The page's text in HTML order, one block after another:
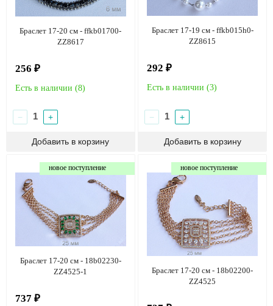
Браслет 17-20 см - ffkb01700-
ZZ8617
256 ₽
Есть в наличии (8)
− +
Браслет 17-19 см - ffkb015h0-
ZZ8615
292 ₽
Есть в наличии (3)
− +
новое поступление
Браслет 17-20 см - 18b02230-
ZZ4525-1
737 ₽
новое поступление
Браслет 17-20 см - 18b02200-
ZZ4525